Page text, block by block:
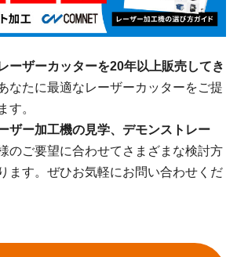
ーザーカッターを20年以上販売してき
なたに最適なレーザーカッターをご提
す。
ザー加工機の見学、デモンストレー
のご要望に合わせてさまざまな検討方
ます。ぜひお気軽にお問い合わせくだ